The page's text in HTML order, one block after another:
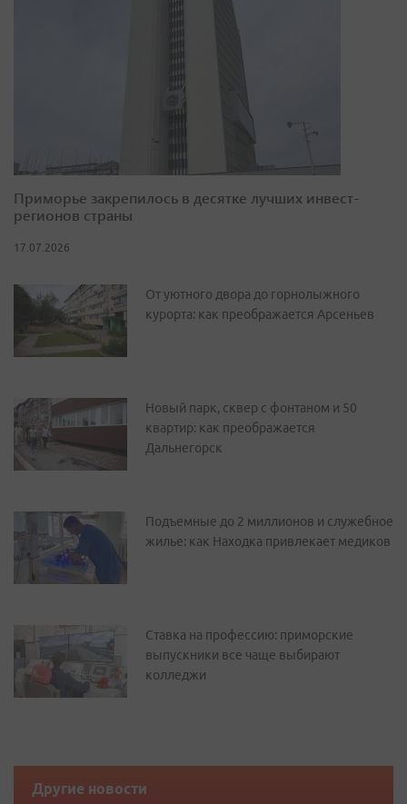
Приморье закрепилось в десятке лучших инвест-
регионов страны
17.07.2026
От уютного двора до горнолыжного
курорта: как преображается Арсеньев
Новый парк, сквер с фонтаном и 50
квартир: как преображается
Дальнегорск
Подъемные до 2 миллионов и служебное
жилье: как Находка привлекает медиков
Ставка на профессию: приморские
выпускники все чаще выбирают
колледжи
Другие новости